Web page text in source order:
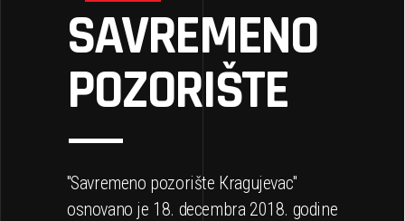
SAVREMENO
POZORIŠTE
''Savremeno pozorište Кragujevac''
osnovano je 18. decembra 2018. godine